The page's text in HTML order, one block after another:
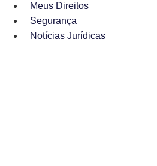
Meus Direitos
Segurança
Notícias Jurídicas